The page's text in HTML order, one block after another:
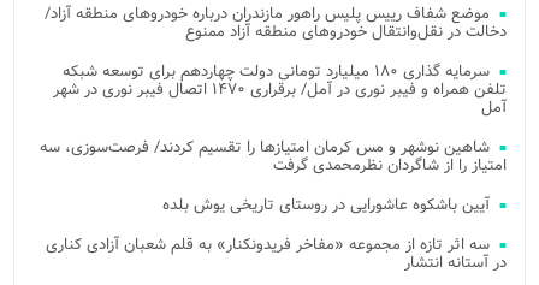
موضع شفاف رییس پلیس راهور مازندران درباره خودروهای منطقه آزاد/
دخالت در نقل‌وانتقال خودروهای منطقه آزاد ممنوع
سرمایه گذاری ۱۸۰ میلیارد تومانی دولت چهاردهم برای توسعه شبکه
تلفن همراه و فیبر نوری در آمل/ برقراری ۱۴۷۰ اتصال فیبر نوری در شهر
آمل
شاهین نوشهر و مس کرمان امتیازها را تقسیم کردند/ فرصت‌سوزی، سه
امتیاز را از شاگردان نظرمحمدی گرفت
آیین باشکوه عاشورایی در روستای تاریخی یوش بلده
سه اثر تازه از مجموعه «مفاخر فریدونکنار» به قلم شعبان آزادی کناری
در آستانه انتشار